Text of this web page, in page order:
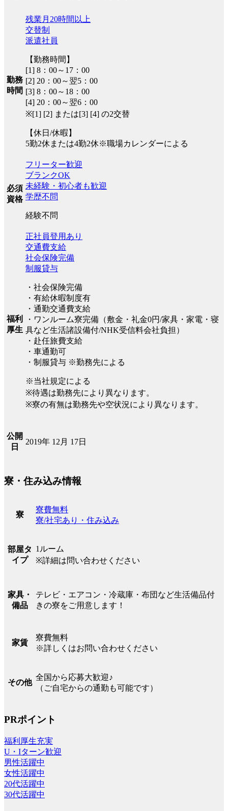
勤務
時間
残業月20時間以上
交替制
派遣社員
【勤務時間】
[1] 8：00～17：00
[2] 20：00～翌5：00
[3] 8：00～18：00
[4] 20：00～翌6：00
※[1] [2] または[3] [4] の2交替
【休日/休暇】
5勤2休または4勤2休※職場カレンダーによる
必須
資格
フリーター歓迎
ブランクOK
未経験・初心者も歓迎
学歴不問
経験不問
福利
厚生
正社員登用あり
交通費支給
社会保険完備
制服貸与
・社会保険完備
・有給休暇制度有
・通勤交通費支給
・ワンルーム寮完備（敷金・礼金0円/家具・家電・寝
具など生活諸設備付/NHK受信料会社負担）
・赴任旅費支給
・車通勤可
・制服貸与 ※勤務先による
※当社規定による
※待遇は勤務先により異なります。
※寮の有無は勤務先や空状況により異なります。
公開
日
2019年 12月 17日
寮・住み込み情報
寮
寮費無料
寮/社宅あり・住み込み
部屋タ
イプ
1ルーム
※詳細は問い合わせください
家具・
備品
テレビ・エアコン・冷蔵庫・布団など生活備品付
きの寮をご用意します！
家賃
寮費無料
※詳しくはお問い合わせください
その他
全国から応募大歓迎♪
（ご自宅からの通勤も可能です）
PRポイント
福利厚生充実
U・Iターン歓迎
男性活躍中
女性活躍中
20代活躍中
30代活躍中